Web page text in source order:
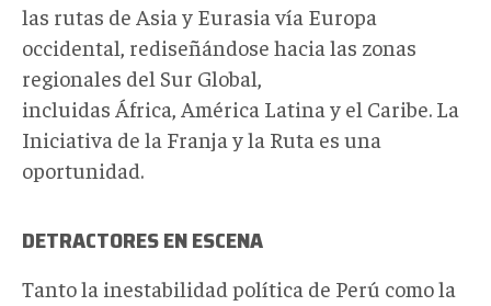
las rutas de Asia y Eurasia vía Europa
occidental, rediseñándose hacia las zonas
regionales del Sur Global,
incluidas África, América Latina y el Caribe. La
Iniciativa de la Franja y la Ruta es una
oportunidad.
DETRACTORES EN ESCENA
Tanto la inestabilidad política de Perú como la